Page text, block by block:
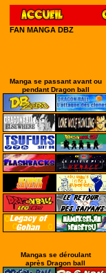
FAN MANGA DBZ
Manga se passant avant ou
pendant Dragon ball
Mangas se déroulant
après Dragon ball